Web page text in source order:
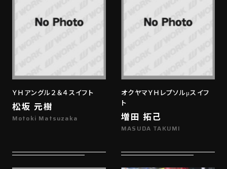
ＹＨアングル２＆４スイフト
松坂 元樹
Motoki Matsuzaka
オクヤマＹＨレプソルμスイフ
ト
増田 拓己
MASUDA TAKUMI